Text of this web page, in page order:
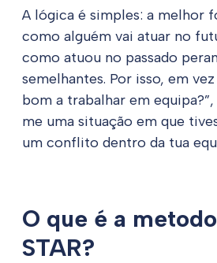
A lógica é simples: a melhor
como alguém vai atuar no
como atuou no passado
semelhantes. Por isso, em
bom a trabalhar em
me uma situação em que
um conflito dentro da tua
O que é a
STAR?